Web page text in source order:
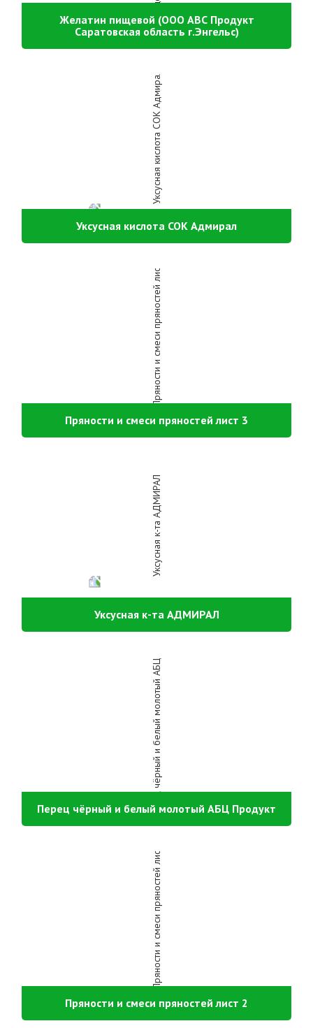
Желатин пищевой (ООО АВС Продукт
Саратовская область г.Энгельс)
Уксусная кислота СОК Адмирал
Пряности и смеси пряностей лист 3
Уксусная к-та АДМИРАЛ
Перец чёрный и белый молотый АБЦ Продукт
Пряности и смеси пряностей лист 2